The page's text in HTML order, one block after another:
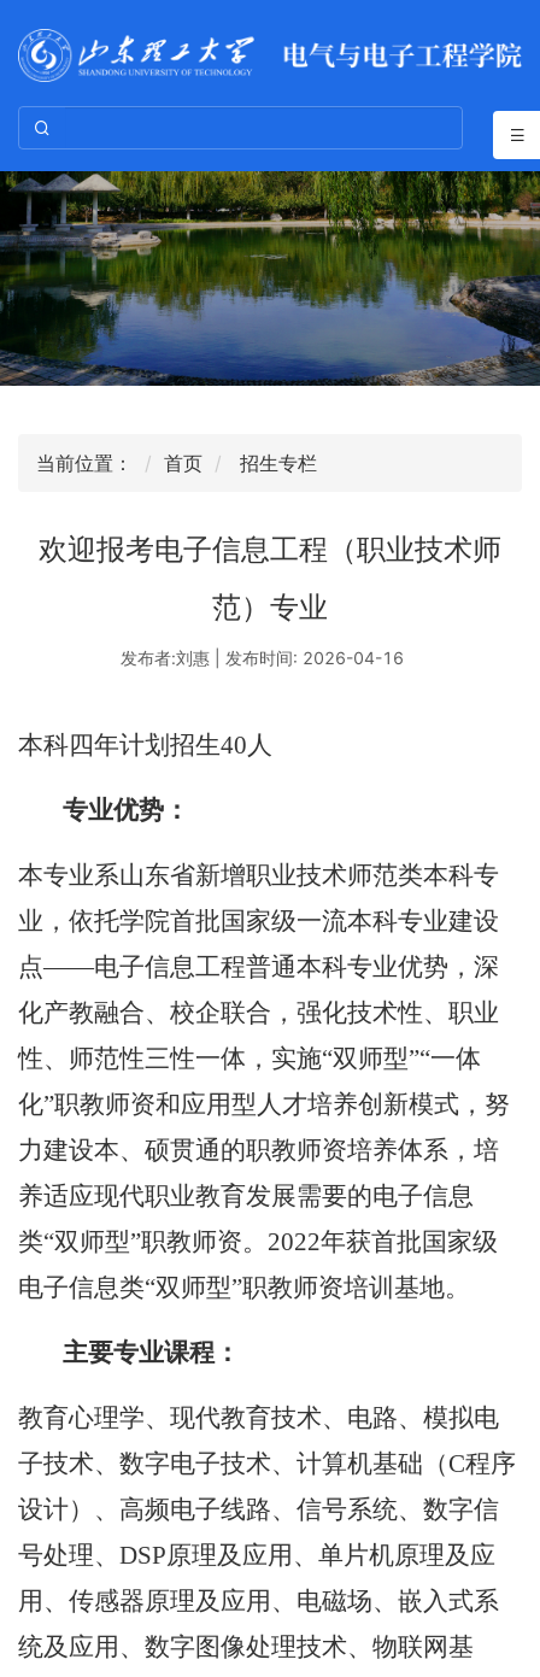
当前位置： 首页 招生专栏
欢迎报考电子信息工程（职业技术师
范）专业
发布者:刘惠 | 发布时间: 2026-04-16
本科四年计划招生40人
专业优势：
本专业系山东省新增职业技术师范类本科专
业，依托学院首批国家级一流本科专业建设
点——电子信息工程普通本科专业优势，深
化产教融合、校企联合，强化技术性、职业
性、师范性三性一体，实施“双师型”“一体
化”职教师资和应用型人才培养创新模式，努
力建设本、硕贯通的职教师资培养体系，培
养适应现代职业教育发展需要的电子信息
类“双师型”职教师资。 2022年获首批国家级
电子信息类“双师型”职教师资培训基地。
主要专业课程：
教育心理学、现代教育技术、电路、模拟电
子技术、数字电子技术、计算机基础（C程序
设计）、高频电子线路、信号系统、数字信
号处理、 DSP原理及应用、单片机原理及应
用、传感器原理及应用、电磁场、嵌入式系
统及应用、数字图像处理技术、物联网基